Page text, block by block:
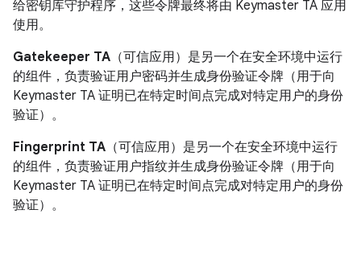
给密钥库守护程序，这些令牌最终将由 Keymaster TA 应用
使用。
Gatekeeper TA （可信应用）是另一个在安全环境中运行
的组件，负责验证用户密码并生成身份验证令牌（用于向
Keymaster TA 证明已在特定时间点完成对特定用户的身份
验证）。
Fingerprint TA （可信应用）是另一个在安全环境中运行
的组件，负责验证用户指纹并生成身份验证令牌（用于向
Keymaster TA 证明已在特定时间点完成对特定用户的身份
验证）。